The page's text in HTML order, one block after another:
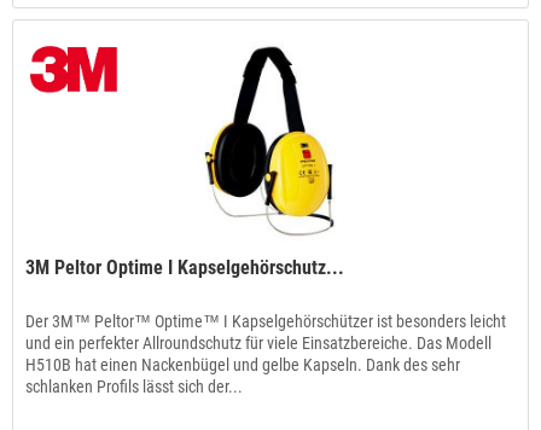
3M Peltor Optime I Kapselgehörschutz...
Der 3M™ Peltor™ Optime™ I Kapselgehörschützer ist besonders leicht
und ein perfekter Allroundschutz für viele Einsatzbereiche. Das Modell
H510B hat einen Nackenbügel und gelbe Kapseln. Dank des sehr
schlanken Profils lässt sich der...